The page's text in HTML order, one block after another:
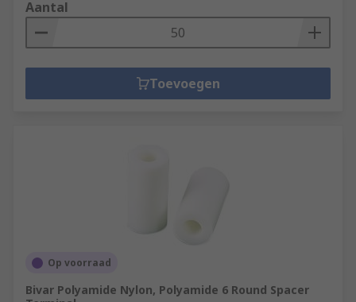
Aantal
Toevoegen
Op voorraad
Bivar Polyamide Nylon, Polyamide 6 Round Spacer